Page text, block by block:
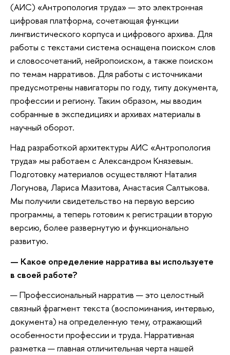
(АИС) «Антропология труда» — это электронная
цифровая платформа, сочетающая функции
лингвистического корпуса и цифрового архива. Для
работы с текстами система оснащена поиском слов
и словосочетаний, нейропоиском, а также поиском
по темам нарративов. Для работы с источниками
предусмотрены навигаторы по году, типу документа,
профессии и региону. Таким образом, мы вводим
собранные в экспедициях и архивах материалы в
научный оборот.
Над разработкой архитектуры АИС «Антропология
труда» мы работаем с Александром Князевым.
Подготовку материалов осуществляют Наталия
Логунова, Лариса Мазитова, Анастасия Салтыкова.
Мы получили свидетельство на первую версию
программы, а теперь готовим к регистрации вторую
версию, более развернутую и функционально
развитую.
— Какое определение нарратива вы используете
в своей работе?
— Профессиональный нарратив — это целостный
связный фрагмент текста (воспоминания, интервью,
документа) на определенную тему, отражающий
особенности профессии и труда. Нарративная
разметка — главная отличительная черта нашей